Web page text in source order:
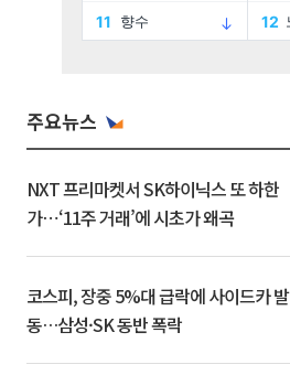
주요뉴스
NXT 프리마켓서 SK하이닉스 또 하한
가⋯‘11주 거래’에 시초가 왜곡
코스피, 장중 5%대 급락에 사이드카 발
동…삼성·SK 동반 폭락